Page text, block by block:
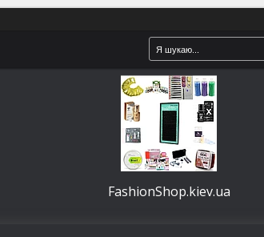
FashionShop.kiev.ua